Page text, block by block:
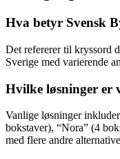
Hva betyr Svensk
Det refererer til kryssord
Sverige med varierende
Hvilke løsninger er
Vanlige løsninger
bokstaver), “Nora” (4
med flere andre